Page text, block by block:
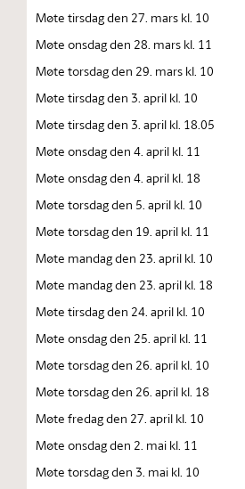
Møte tirsdag den 27. mars kl. 10
Møte onsdag den 28. mars kl. 11
Møte torsdag den 29. mars kl. 10
Møte tirsdag den 3. april kl. 10
Møte tirsdag den 3. april kl. 18.05
Møte onsdag den 4. april kl. 11
Møte onsdag den 4. april kl. 18
Møte torsdag den 5. april kl. 10
Møte torsdag den 19. april kl. 11
Møte mandag den 23. april kl. 10
Møte mandag den 23. april kl. 18
Møte tirsdag den 24. april kl. 10
Møte onsdag den 25. april kl. 11
Møte torsdag den 26. april kl. 10
Møte torsdag den 26. april kl. 18
Møte fredag den 27. april kl. 10
Møte onsdag den 2. mai kl. 11
Møte torsdag den 3. mai kl. 10